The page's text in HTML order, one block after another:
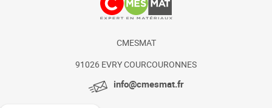
CMESMAT
91026 EVRY COURCOURONNES
info@cmesmat.fr